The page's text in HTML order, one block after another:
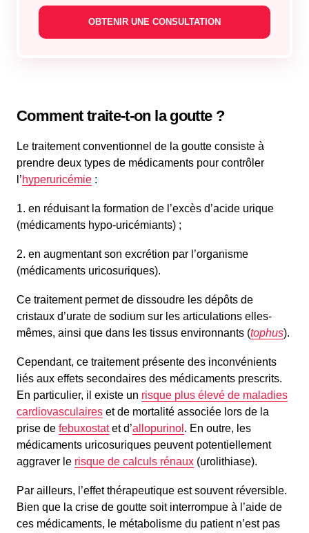
Comment traite-t-on la goutte ?
Le traitement conventionnel de la goutte consiste à
prendre deux types de médicaments pour contrôler
l’hyperuricémie :
1. en réduisant la formation de l’excès d’acide urique
(médicaments hypo-uricémiants) ;
2. en augmentant son excrétion par l’organisme
(médicaments uricosuriques).
Ce traitement permet de dissoudre les dépôts de
cristaux d’urate de sodium sur les articulations elles-
mêmes, ainsi que dans les tissus environnants (tophus).
Cependant, ce traitement présente des inconvénients
liés aux effets secondaires des médicaments prescrits.
En particulier, il existe un risque plus élevé de maladies
cardiovasculaires et de mortalité associée lors de la
prise de febuxostatet d’allopurinol . En outre, les
médicaments uricosuriques peuvent potentiellement
aggraver le risque de calculs rénaux (urolithiase).
Par ailleurs, l’effet thérapeutique est souvent réversible.
Bien que la crise de goutte soit interrompue à l’aide de
ces médicaments, le métabolisme du patient n’est pas